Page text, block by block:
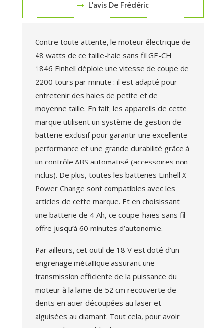
L'avis De Frédéric
Contre toute attente, le moteur électrique de
48 watts de ce taille-haie sans fil GE-CH
1846 Einhell déploie une vitesse de coupe de
2200 tours par minute : il est adapté pour
entretenir des haies de petite et de
moyenne taille. En fait, les appareils de cette
marque utilisent un système de gestion de
batterie exclusif pour garantir une excellente
performance et une grande durabilité grâce à
un contrôle ABS automatisé (accessoires non
inclus). De plus, toutes les batteries Einhell X
Power Change sont compatibles avec les
articles de cette marque. Et en choisissant
une batterie de 4 Ah, ce coupe-haies sans fil
offre jusqu’à 60 minutes d’autonomie.
Par ailleurs, cet outil de 18 V est doté d’un
engrenage métallique assurant une
transmission efficiente de la puissance du
moteur à la lame de 52 cm recouverte de
dents en acier découpées au laser et
aiguisées au diamant. Tout cela, pour avoir